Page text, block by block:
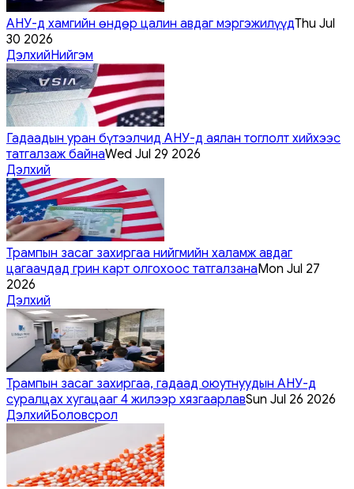
АНУ-д хамгийн өндөр цалин авдаг мэргэжилүүдThu Jul
30 2026
ДэлхийНийгэм
Гадаадын уран бүтээлчид АНУ-д аялан тоглолт хийхээс
татгалзаж байнаWed Jul 29 2026
Дэлхий
Трампын засаг захиргаа нийгмийн халамж авдаг
цагаачдад грин карт олгохоос татгалзанаMon Jul 27
2026
Дэлхий
Трампын засаг захиргаа, гадаад оюутнуудын АНУ-д
суралцах хугацааг 4 жилээр хязгаарлавSun Jul 26 2026
ДэлхийБоловсрол